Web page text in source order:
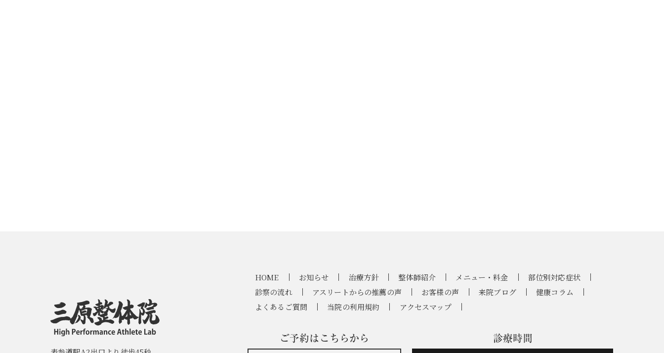
HOME お知らせ 治療方針 整体師紹介 メニュー・料金
部位別対応症状
診察の流れ
アスリートからの推薦の声 お客様の声 来院ブログ
健康コラム
よくあるご質問
当院の利用規約 アクセスマップ
ご予約はこちらから 診療時間